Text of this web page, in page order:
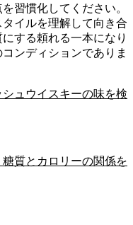
習慣化してください。
イルを理解して向き合
する頼れる一本になり
ンディションでありま
ュウイスキーの味を検
質とカロリーの関係を